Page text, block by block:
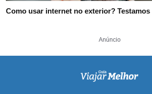
Como usar internet no exterior? Testamos
Anúncio